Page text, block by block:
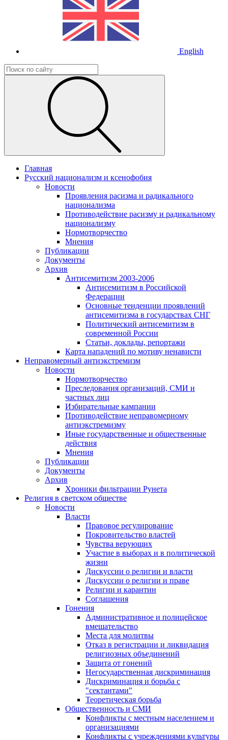
English
Главная
Русский национализм и ксенофобия
Новости
Проявления расизма и радикального
национализма
Противодействие расизму и радикальному
национализму
Нормотворчество
Мнения
Публикации
Документы
Архив
Антисемитизм 2003-2006
Антисемитизм в Российской
Федерации
Основные тенденции проявлений
антисемитизма в государствах СНГ
Политический антисемитизм в
современной России
Статьи, доклады, репортажи
Карта нападений по мотиву ненависти
Неправомерный антиэкстремизм
Новости
Нормотворчество
Преследования организаций, СМИ и
частных лиц
Избирательные кампании
Противодействие неправомерному
антиэкстремизму
Иные государственные и общественные
действия
Мнения
Публикации
Документы
Архив
Хроники фильтрации Рунета
Религия в светском обществе
Новости
Власти
Правовое регулирование
Покровительство властей
Чувства верующих
Участие в выборах и в политической
жизни
Дискуссии о религии и власти
Дискуссии о религии и праве
Религии и карантин
Соглашения
Гонения
Административное и полицейское
вмешательство
Места для молитвы
Отказ в регистрации и ликвидация
религиозных объединений
Защита от гонений
Негосударственная дискриминация
Дискриминация и борьба с
"сектантами"
Теоретическая борьба
Общественность и СМИ
Конфликты с местным населением и
организациями
Конфликты с учреждениями культуры